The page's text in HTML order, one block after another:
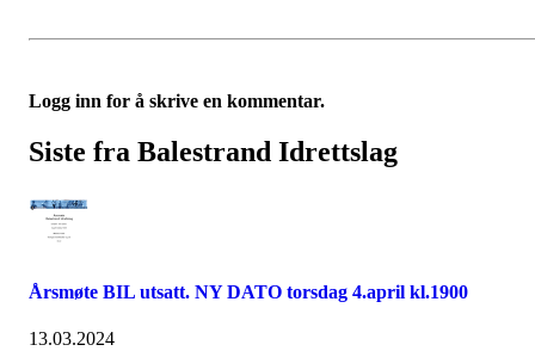
Logg inn for å skrive en kommentar.
Siste fra Balestrand Idrettslag
Årsmøte BIL utsatt. NY DATO torsdag 4.april kl.1900
13.03.2024